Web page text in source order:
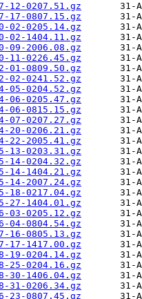
12-0207.51.gz
17-0807.15.gz
02-0205.14.gz
02-1404.11.gz
09-2006.08.gz
11-0226.45.gz
01-0809.50.gz
02-0241.52.gz
05-0204.52.gz
06-0205.47.gz
06-0815.15.gz
07-0207.27.gz
20-0206.21.gz
22-2005.41.gz
13-0203.31.gz
14-0204.32.gz
14-1404.21.gz
14-2007.24.gz
18-0217.04.gz
27-1404.01.gz
03-0205.12.gz
04-0804.54.gz
16-0805.13.gz
17-1417.00.gz
19-0204.14.gz
25-0204.16.gz
30-1406.04.gz
31-0206.34.gz
23-0807.45.gz